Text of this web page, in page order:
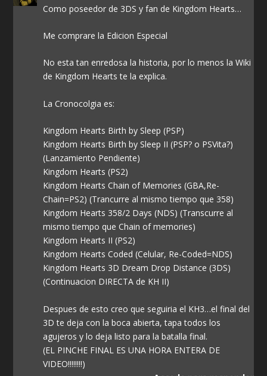
Como poseedor de 3DS y fan de Kingdom Hearts…
Me comprare la Edicion Especial
No esta tan enredosa la historia, por lo menos la Wiki
de Kingdom Hearts te la explica.
La Cronocolgia es:
Kingdom Hearts Birth by Sleep (PSP)
Kingdom Hearts Birth by Sleep II (PSP? o PSVita?)
(Lanzamiento Pendiente)
Kingdom Hearts (PS2)
Kingdom Hearts Chain of Memories (GBA,Re-
Chain=PS2) (Trancurre al mismo tiempo que 358)
Kingdom Hearts 358/2 Days (NDS) (Transcurre al
mismo tiempo que Chain of memories)
Kingdom Hearts II (PS2)
Kingdom Hearts Coded (Celular, Re-Coded=NDS)
Kingdom Hearts 3D Dream Drop Distance (3DS)
(Continuacion DIRECTA de KH II)
Despues de esto creo que seguiria el KH3…el final del
3D te deja con la boca abierta, tapa todos los
agujeros y lo deja listo para la batalla final.
(EL PINCHE FINAL ES UNA HORA ENTERA DE
VIDEO!!!!!!!!)